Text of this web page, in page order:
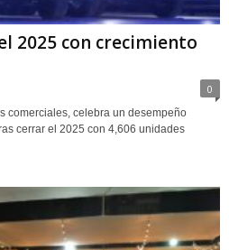
2025 con crecimiento
0
comerciales, celebra un desempeño
cerrar el 2025 con 4,606 unidades